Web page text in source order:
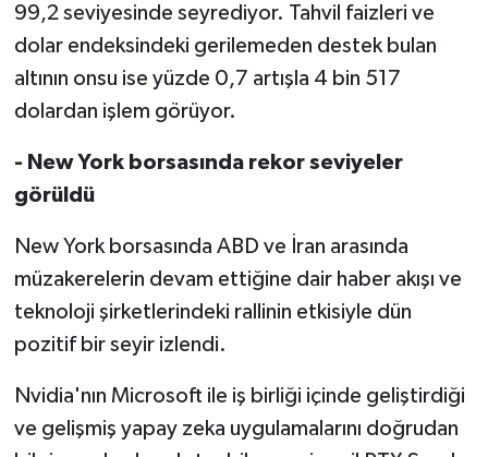
99,2 seviyesinde seyrediyor. Tahvil faizleri ve
dolar endeksindeki gerilemeden destek bulan
altının onsu ise yüzde 0,7 artışla 4 bin 517
dolardan işlem görüyor.
- New York borsasında rekor seviyeler
görüldü
New York borsasında ABD ve İran arasında
müzakerelerin devam ettiğine dair haber akışı ve
teknoloji şirketlerindeki rallinin etkisiyle dün
pozitif bir seyir izlendi.
Nvidia'nın Microsoft ile iş birliği içinde geliştirdiği
ve gelişmiş yapay zeka uygulamalarını doğrudan